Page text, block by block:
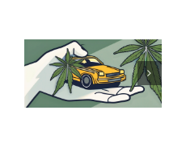
Cannabis
Samen
kaufen: Alles
was Sie